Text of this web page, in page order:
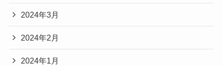
2024年3月
2024年2月
2024年1月